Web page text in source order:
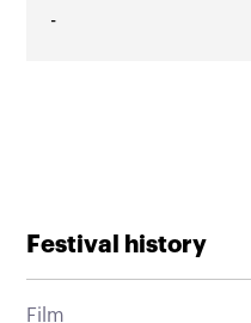
-
Festival history
Film